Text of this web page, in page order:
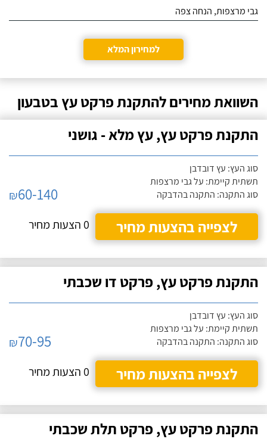
גבי מרצפות, הנחה צפה
למחירון המלא
השוואת מחירים להתקנת פרקט עץ בטבעון
התקנת פרקט עץ, עץ מלא - גושני
סוג העץ: עץ דובדבן
תשתית קיימת: על גבי מרצפות
סוג התקנה: התקנה בהדבקה
₪60-140
לצפייה בהצעות מחיר
0 הצעות מחיר
התקנת פרקט עץ, פרקט דו שכבתי
סוג העץ: עץ דובדבן
תשתית קיימת: על גבי מרצפות
סוג התקנה: התקנה בהדבקה
₪70-95
לצפייה בהצעות מחיר
0 הצעות מחיר
התקנת פרקט עץ, פרקט תלת שכבתי